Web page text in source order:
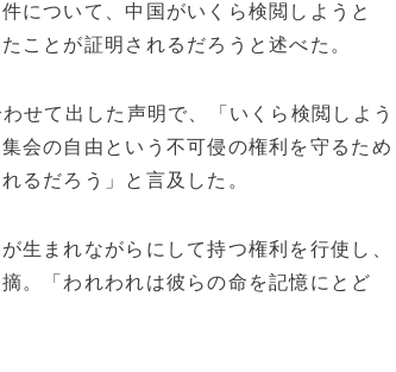
について、中国がいくら検閲しようと
ことが証明されるだろうと述べた。
せて出した声明で、「いくら検閲しよう
会の自由という不可侵の権利を守るため
るだろう」と言及した。
生まれながらにして持つ権利を行使し、
。「われわれは彼らの命を記憶にとど